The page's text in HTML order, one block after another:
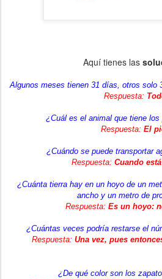
Aquí tienes las
Algunos meses tienen 31 días, otros solo
Respuesta:
¿Cuál es el animal que tiene
Respuesta: El
¿Cuándo se puede transportar
Respuesta: Cuando
¿Cuánta tierra hay en un hoyo de un
ancho y un metro de
Respuesta: Es un hoyo:
¿Cuántas veces podría restarse el
Respuesta: Una vez, pues
¿De qué color son los